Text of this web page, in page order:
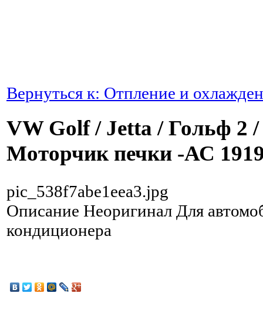
Вернуться к: Отпление и
VW Golf / Jetta / Гольф 2
Моторчик печки -АС
pic_538f7abe1eea3.jpg
Описание Неоригинал Для
кондиционера